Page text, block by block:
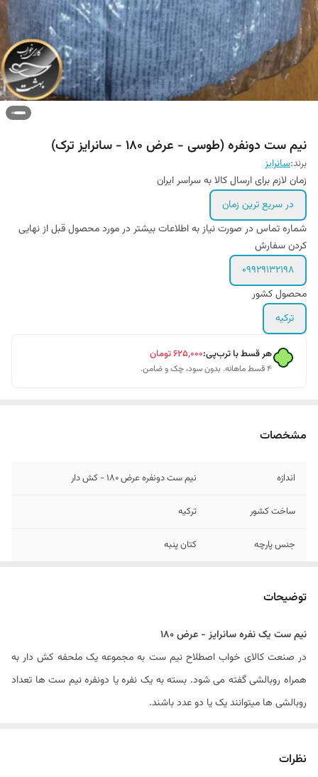
نیم ست دونفره (طوسی - عرض 180 - سانرایز ترک)
برند:سانرایز
زمان لازم برای ارسال کالا به سراسر ایران
در سریع ترین زمان
شماره تماس در صورت نیاز به اطلاعات بیشتر در مورد محصول قبل از نهایی
کردن سفارش
۰۹۹۲۹۱۳۲۱۹۸
محصول کشور
ترکیه
هر قسط با ترب‌پی:۶۲۵٬۰۰۰تومان
۴ قسط ماهانه. بدون سود، چک و ضامن.
مشخصات
اندازه نیم ست دونفره عرض ۱80 - کش دار
ساخت کشور ترکیه
جنس پارچه کتان پنبه
مدل روبالشی
سایز روبالشی ۷۰ × ۵۰ سانتیمتر
ارتفاع ایده آل تشک ۲۵ سانتیمتر
توضیحات
نیم ست یک نفره سانرایز - عرض 180
در صنعت کالای خواب اصطلاح نیم ست به مجموعه یک ملحفه کش دار به
همراه روبالشی گفته می شود. بسته به یک نفره یا دونفره نیم ست ها تعداد
روبالشی ها میتوانند یک یا دو عدد باشند.
نظرات